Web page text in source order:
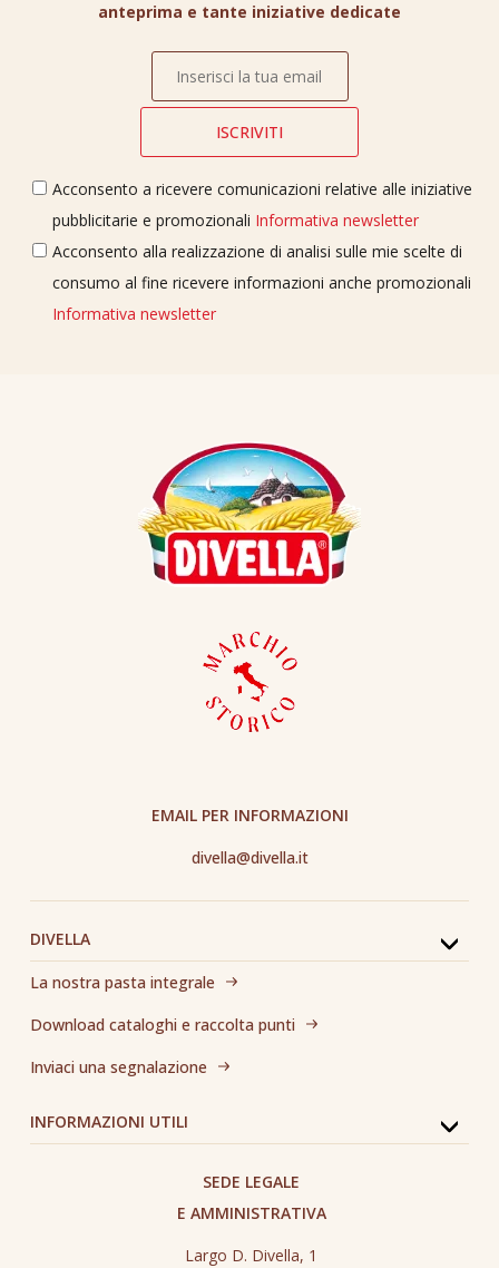
anteprima e tante iniziative dedicate
Acconsento a ricevere comunicazioni relative alle iniziative
pubblicitarie e promozionali Informativa newsletter
Acconsento alla realizzazione di analisi sulle mie scelte di
consumo al fine ricevere informazioni anche promozionali
Informativa newsletter
DIVELLA
La nostra pasta integrale
Download cataloghi e raccolta punti
Inviaci una segnalazione
INFORMAZIONI UTILI
EMAIL PER INFORMAZIONI
divella@divella.it
SEDE LEGALE
E AMMINISTRATIVA
Largo D. Divella, 1